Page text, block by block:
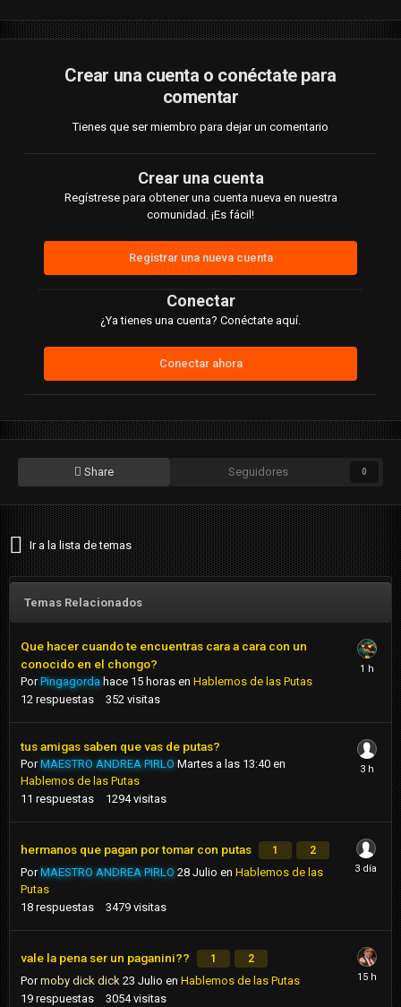
Crear una cuenta o conéctate para
comentar
Tienes que ser miembro para dejar un comentario
Crear una cuenta
Regístrese para obtener una cuenta nueva en nuestra
comunidad. ¡Es fácil!
Registrar una nueva cuenta
Conectar
¿Ya tienes una cuenta? Conéctate aquí.
Conectar ahora
Share Seguidores 0
Ir a la lista de temas
Temas Relacionados
Que hacer cuando te encuentras cara a cara con un
conocido en el chongo?
PorPingagorda hace 15 horas en Hablemos de las Putas
12 respuestas 352 visitas
tus amigas saben que vas de putas?
PorMAESTRO ANDREA PIRLO Martes a las 13:40 en
Hablemos de las Putas
11 respuestas 1294 visitas
hermanos que pagan por tomar con putas 1 2
PorMAESTRO ANDREA PIRLO 28 Julio en Hablemos de las
Putas
18 respuestas 3479 visitas
vale la pena ser un paganini?? 1 2
Pormoby dick dick 23 Julio en Hablemos de las Putas
19 respuestas 3054 visitas